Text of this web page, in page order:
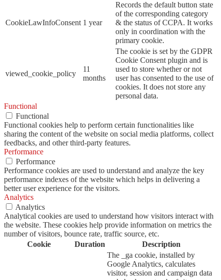
CookieLawInfoConsent 1 year
Records the default button state
of the corresponding category
& the status of CCPA. It works
only in coordination with the
primary cookie.
viewed_cookie_policy
11
months
The cookie is set by the GDPR
Cookie Consent plugin and is
used to store whether or not
user has consented to the use of
cookies. It does not store any
personal data.
Functional
Functional
Functional cookies help to perform certain functionalities like
sharing the content of the website on social media platforms, collect
feedbacks, and other third-party features.
Performance
Performance
Performance cookies are used to understand and analyze the key
performance indexes of the website which helps in delivering a
better user experience for the visitors.
Analytics
Analytics
Analytical cookies are used to understand how visitors interact with
the website. These cookies help provide information on metrics the
number of visitors, bounce rate, traffic source, etc.
Cookie
Duration Description
The _ga cookie, installed by
Google Analytics, calculates
visitor, session and campaign data